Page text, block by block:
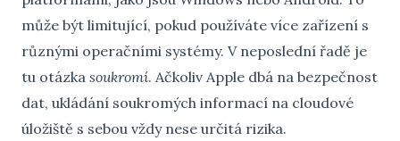
může být limitující, pokud používáte více zařízení s
různými operačními systémy. V neposlední řadě je
tu otázka soukromí. Ačkoliv Apple dbá na bezpečnost
dat, ukládání soukromých informací na cloudové
úložiště s sebou vždy nese určitá rizika.